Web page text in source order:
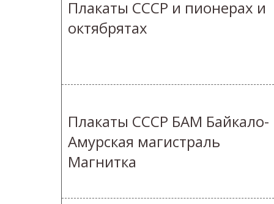
Плакаты СССР и пионерах и
октябрятах
Плакаты СССР БАМ Байкало-
Амурская магистраль
Магнитка